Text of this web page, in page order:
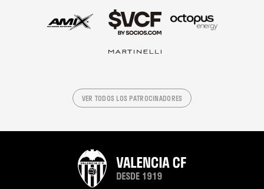
VER TODOS LOS PATROCINADORES